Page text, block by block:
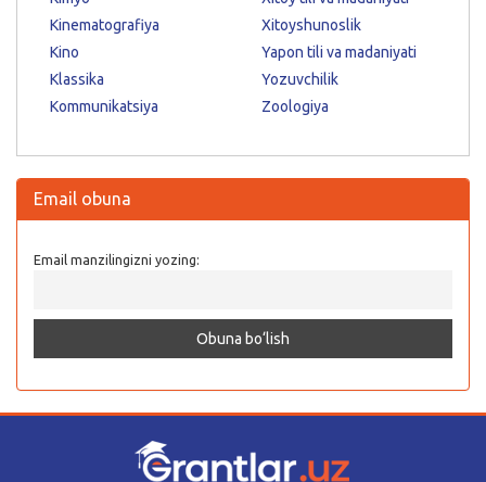
Kinematografiya
Kino
Klassika
Kommunikatsiya
Xitoyshunoslik
Yapon tili va madaniyati
Yozuvchilik
Zoologiya
Email obuna
Email manzilingizni yozing: